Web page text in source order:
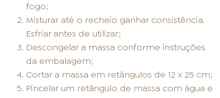
fogo;
Misturar até o recheio ganhar consistência.
Esfriar antes de utilizar;
Descongelar a massa conforme instruções
da embalagem;
Cortar a massa em retângulos de 12 x 25 cm;
Pincelar um retângulo de massa com água e